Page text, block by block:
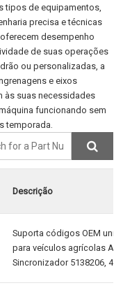
tipos de equipamentos,
precisa e técnicas
desempenho
de suas operações
ou personalizadas, a
e eixos
às suas necessidades
funcionando sem
temporada.
Descrição
Suporta códigos OEM
para veículos agrícolas
Sincronizador 5138206,